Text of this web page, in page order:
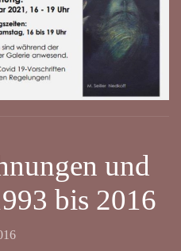
und
bis 2016